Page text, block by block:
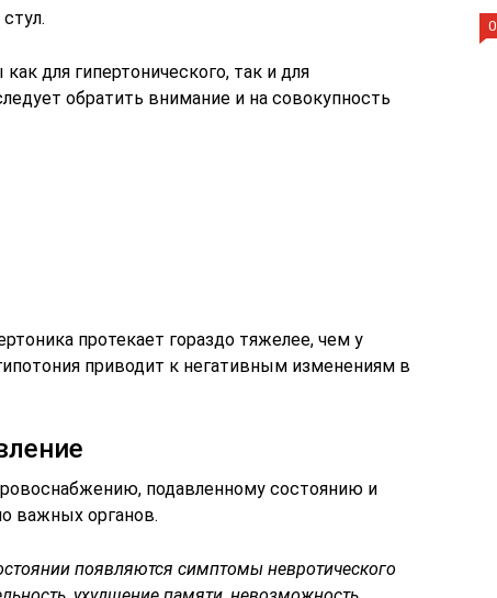
для гипертонического, так и для
обратить внимание и на совокупность
протекает гораздо тяжелее, чем у
приводит к негативным изменениям в
подавленному состоянию и
важных органов.
появляются симптомы невротического
0